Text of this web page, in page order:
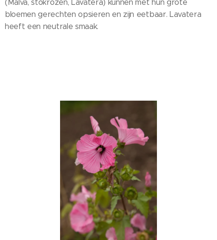
(Malva, stokrozen, Lavatera) kunnen met hun grote
bloemen gerechten opsieren en zijn eetbaar. Lavatera
heeft een neutrale smaak.